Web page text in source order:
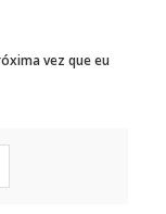
vez que eu